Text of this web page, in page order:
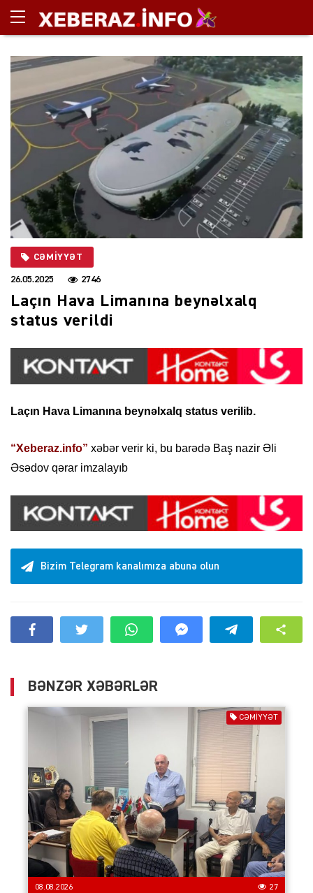
CƏMIYYƏT
26.05.2025 2746
Laçın Hava Limanına beynəlxalq
status verildi
Laçın Hava Limanına beynəlxalq status verilib.
“Xeberaz.info” xəbər verir ki, bu barədə Baş nazir Əli
Əsədov qərar imzalayıb
Bizim Telegram kanalımıza abunə olun
BƏNZƏR XƏBƏRLƏR
CƏMIYYƏT
08.08.2026 27